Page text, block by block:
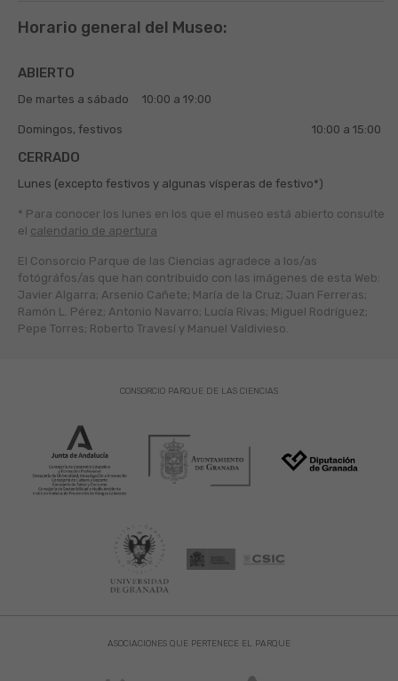
Horario general del Museo:
ABIERTO
De martes a sábado 10:00 a 19:00
Domingos, festivos 10:00 a 15:00
CERRADO
Lunes (excepto festivos y algunas vísperas de festivo*)
* Para conocer los lunes en los que el museo está abierto consulte
el calendario de apertura
El Consorcio Parque de las Ciencias agradece a los/as
fotógráfos/as que han contribuido con las imágenes de esta Web:
Javier Algarra; Arsenio Cañete; María de la Cruz; Juan Ferreras;
Ramón L. Pérez; Antonio Navarro; Lucía Rivas; Miguel Rodríguez;
Pepe Torres; Roberto Travesí y Manuel Valdivieso.
ASOCIACIONES QUE PERTENECE EL PARQUE
CONSORCIO PARQUE DE LAS CIENCIAS